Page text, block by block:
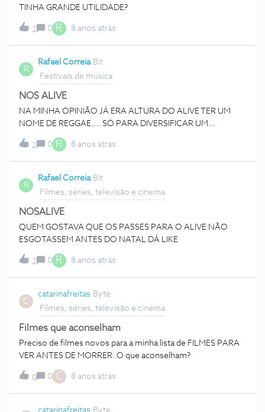
TINHA GRANDE UTILIDADE?
2 0 R 8 anos atrás
R
Rafael Correia Bit
Festivais de música
NOS ALIVE
NA MINHA OPINIÃO JÁ ERA ALTURA DO ALIVE TER UM
NOME DE REGGAE.... SÓ PARA DIVERSIFICAR UM
BOCADINHO XD
2
0 R 8 anos atrás
R
Rafael Correia Bit
Filmes, séries, televisão e cinema
NOSALIVE
QUEM GOSTAVA QUE OS PASSES PARA O ALIVE NÃO
ESGOTASSEM ANTES DO NATAL DÁ LIKE
2 0 R 8 anos atrás
C
catarinafreitas Byte
Filmes, séries, televisão e cinema
Filmes que aconselham
Preciso de filmes novos para a minha lista de FILMES PARA
VER ANTES DE MORRER. O que aconselham?
0 0 C 8 anos atrás
catarinafreitas Byte